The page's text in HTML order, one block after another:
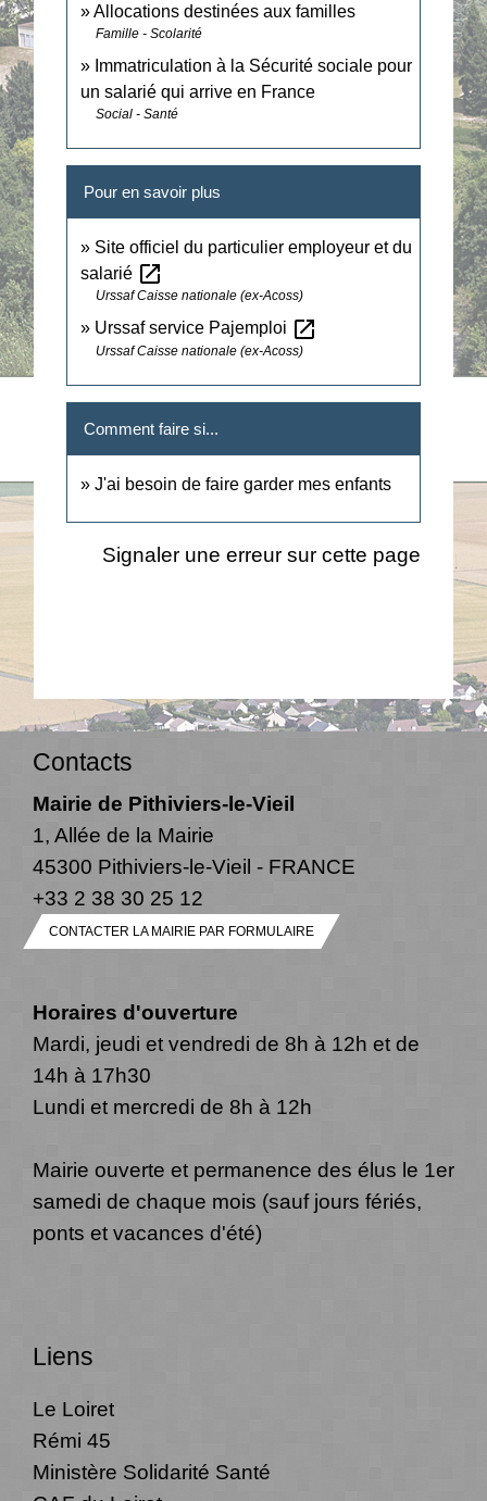
Allocations destinées aux familles
Famille - Scolarité
Immatriculation à la Sécurité sociale pour
un salarié qui arrive en France
Social - Santé
Pour en savoir plus
Site officiel du particulier employeur et du
salarié open_in_new
Urssaf Caisse nationale (ex-Acoss)
Urssaf service Pajemploi open_in_new
Urssaf Caisse nationale (ex-Acoss)
Comment faire si...
J'ai besoin de faire garder mes enfants
Signaler une erreur sur cette page
Contacts
Mairie de Pithiviers-le-Vieil
1, Allée de la Mairie
45300 Pithiviers-le-Vieil - FRANCE
+33 2 38 30 25 12
CONTACTER LA MAIRIE PAR FORMULAIRE
Horaires d'ouverture
Mardi, jeudi et vendredi de 8h à 12h et de
14h à 17h30
Lundi et mercredi de 8h à 12h
Mairie ouverte et permanence des élus le 1er
samedi de chaque mois (sauf jours fériés,
ponts et vacances d'été)
Liens
Le Loiret
Rémi 45
Ministère Solidarité Santé